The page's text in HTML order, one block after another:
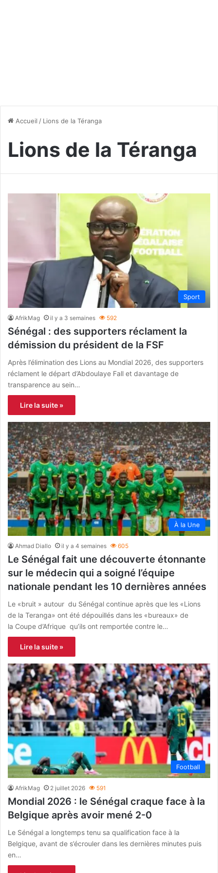
Accueil / Lions de la Téranga
Lions de la Téranga
Sport
AfrikMag il y a 3 semaines 592
Sénégal : des supporters réclament la
démission du président de la FSF
Après l’élimination des Lions au Mondial 2026, des supporters
réclament le départ d’Abdoulaye Fall et davantage de
transparence au sein…
Lire la suite »
À la Une
Ahmad Diallo il y a 4 semaines 605
Le Sénégal fait une découverte étonnante
sur le médecin qui a soigné l’équipe
nationale pendant les 10 dernières années
Le «bruit » autour du Sénégal continue après que les «Lions
de la Teranga» ont été dépouillés dans les «bureaux» de
la Coupe d’Afrique qu’ils ont remportée contre le…
Lire la suite »
Football
AfrikMag 2 juillet 2026 591
Mondial 2026 : le Sénégal craque face à la
Belgique après avoir mené 2-0
Le Sénégal a longtemps tenu sa qualification face à la
Belgique, avant de s’écrouler dans les dernières minutes puis
en…